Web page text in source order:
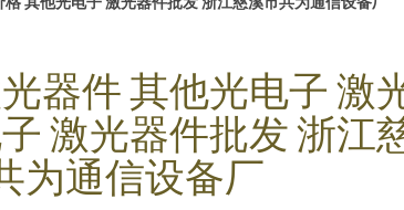
器件 其他光电子 激
激光器件批发 浙江
为通信设备厂